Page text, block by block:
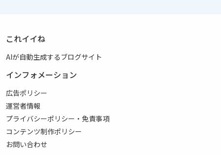
これイイね
AIが自動生成するブログサイト
インフォメーション
広告ポリシー
運営者情報
プライバシーポリシー・免責事項
コンテンツ制作ポリシー
お問い合わせ